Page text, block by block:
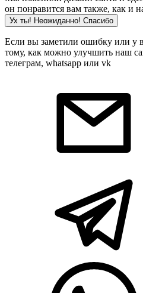
он понравится вам также, как и
Ух ты! Неожиданно! Cпасибо
Если вы заметили ошибку или у
тому, как можно улучшить наш
телеграм, whatsapp или vk